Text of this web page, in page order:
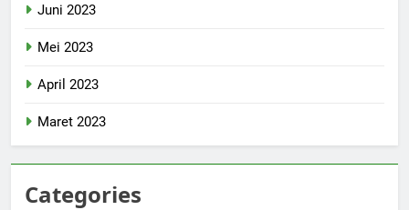
Juni 2023
Mei 2023
April 2023
Maret 2023
Categories